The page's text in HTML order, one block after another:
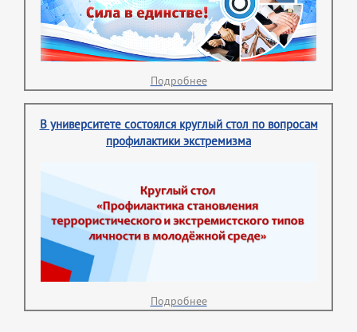
Подробнее
В университете состоялся круглый стол по вопросам
профилактики экстремизма
Подробнее